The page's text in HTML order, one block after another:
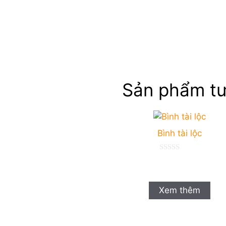
Sản phẩm
Bình tài lộc
à
i
5
Xem thêm